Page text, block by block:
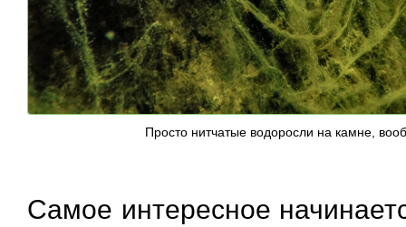
Просто нитчатые водоросли на камне,
Самое интересное